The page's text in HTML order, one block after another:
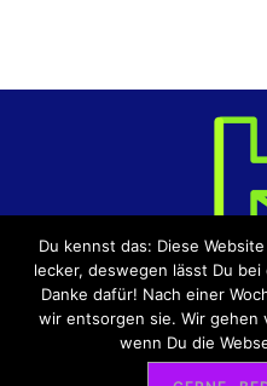
Du kennst das: Diese
lecker, deswegen lässt Du
Danke dafür! Nach einer
wir entsorgen sie. Wir gehen
wenn Du die